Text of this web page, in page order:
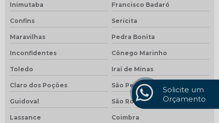
Inimutaba Francisco Badaró
Confins Sericita
Maravilhas Pedra Bonita
Inconfidentes Cônego Marinho
Toledo Iraí de Minas
Claro dos Poções São Pedro dos Ferros
Guidoval São Roque de Minas
Lassance Coimbra
Solicite um
Orçamento